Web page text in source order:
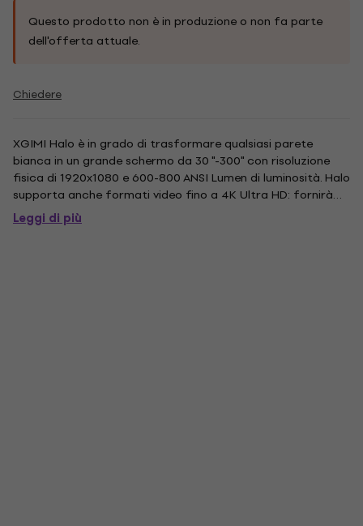
Questo prodotto non è in produzione o non fa parte
dell'offerta attuale.
Chiedere
XGIMI Halo è in grado di trasformare qualsiasi parete
bianca in un grande schermo da 30 "-300" con risoluzione
fisica di 1920x1080 e 600-800 ANSI Lumen di luminosità. Halo
supporta anche formati video fino a 4K Ultra HD: fornirà
l'immagine più nitida che vedrai mai da qualsiasi proiettore
portatile. Utilizza la tecnologia DLP cinema-grade...
Leggi di più